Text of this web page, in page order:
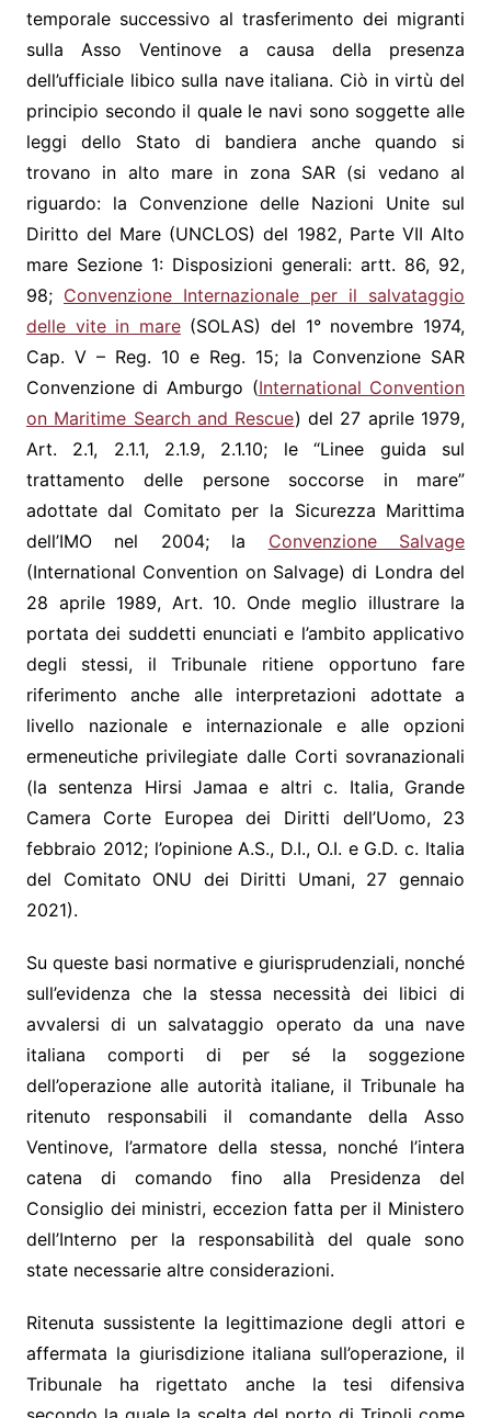
temporale successivo al trasferimento dei migranti
sulla Asso Ventinove a causa della presenza
dell’ufficiale libico sulla nave italiana. Ciò in virtù del
principio secondo il quale le navi sono soggette alle
leggi dello Stato di bandiera anche quando si
trovano in alto mare in zona SAR (si vedano al
riguardo: la Convenzione delle Nazioni Unite sul
Diritto del Mare (UNCLOS) del 1982, Parte VII Alto
mare Sezione 1: Disposizioni generali: artt. 86, 92,
98; Convenzione Internazionale per il salvataggio
delle vite in mare(SOLAS) del 1° novembre 1974,
Cap. V – Reg. 10 e Reg. 15; la Convenzione SAR
Convenzione di Amburgo (International Convention
on Maritime Search and Rescue) del 27 aprile 1979,
Art. 2.1, 2.1.1, 2.1.9, 2.1.10; le “Linee guida sul
trattamento delle persone soccorse in mare”
adottate dal Comitato per la Sicurezza Marittima
dell’IMO nel 2004; la Convenzione Salvage
(International Convention on Salvage) di Londra del
28 aprile 1989, Art. 10. Onde meglio illustrare la
portata dei suddetti enunciati e l’ambito applicativo
degli stessi, il Tribunale ritiene opportuno fare
riferimento anche alle interpretazioni adottate a
livello nazionale e internazionale e alle opzioni
ermeneutiche privilegiate dalle Corti sovranazionali
(la sentenza Hirsi Jamaa e altri c. Italia, Grande
Camera Corte Europea dei Diritti dell’Uomo, 23
febbraio 2012; l’opinione A.S., D.I., O.I. e G.D. c. Italia
del Comitato ONU dei Diritti Umani, 27 gennaio
2021).
Su queste basi normative e giurisprudenziali, nonché
sull’evidenza che la stessa necessità dei libici di
avvalersi di un salvataggio operato da una nave
italiana comporti di per sé la soggezione
dell’operazione alle autorità italiane, il Tribunale ha
ritenuto responsabili il comandante della Asso
Ventinove, l’armatore della stessa, nonché l’intera
catena di comando fino alla Presidenza del
Consiglio dei ministri, eccezion fatta per il Ministero
dell’Interno per la responsabilità del quale sono
state necessarie altre considerazioni.
Ritenuta sussistente la legittimazione degli attori e
affermata la giurisdizione italiana sull’operazione, il
Tribunale ha rigettato anche la tesi difensiva